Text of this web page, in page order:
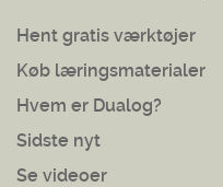
Hent gratis værktøjer
Køb læringsmaterialer
Hvem er Dualog?
Sidste nyt
Se videoer